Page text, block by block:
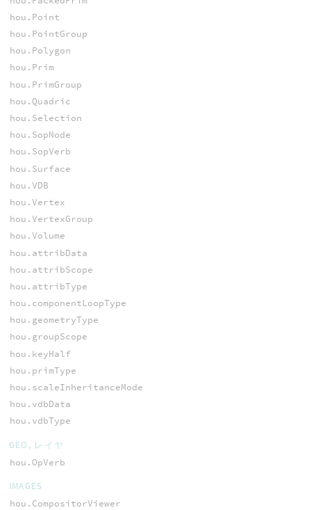
hou.Point
hou.PointGroup
hou.Polygon
hou.Prim
hou.PrimGroup
hou.Quadric
hou.Selection
hou.SopNode
hou.SopVerb
hou.Surface
hou.VDB
hou.Vertex
hou.VertexGroup
hou.Volume
hou.attribData
hou.attribScope
hou.attribType
hou.componentLoopType
hou.geometryType
hou.groupScope
hou.keyHalf
hou.primType
hou.scaleInheritanceMode
hou.vdbData
hou.vdbType
GEO, レイヤ
hou.OpVerb
IMAGES
hou.CompositorViewer